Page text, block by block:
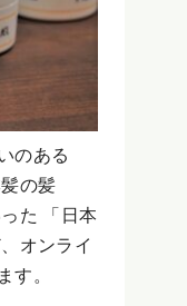
のある
の髪
た 「日本
オンライ
す。